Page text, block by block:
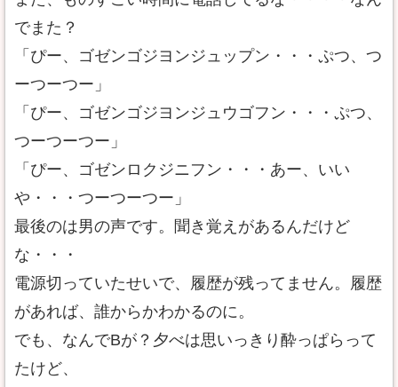
でまた？
「ぴー、ゴゼンゴジヨンジュップン・・・ぷつ、つ
ーつーつー」
「ぴー、ゴゼンゴジヨンジュウゴフン・・・ぷつ、
つーつーつー」
「ぴー、ゴゼンロクジニフン・・・あー、いい
や・・・つーつーつー」
最後のは男の声です。聞き覚えがあるんだけど
な・・・
電源切っていたせいで、履歴が残ってません。履歴
があれば、誰からかわかるのに。
でも、なんでBが？夕べは思いっきり酔っぱらって
たけど、